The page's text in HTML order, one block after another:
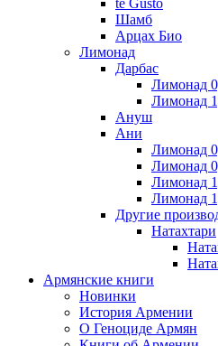
te Gusto
Шамб
Арцах Био
Лимонад
Дарбас
Лимонад
Лимонад
Ануш
Ани
Лимонад
Лимонад
Лимонад
Лимонад
Другие
Натахтари
Армянские книги
Новинки
История Армении
О Геноциде Армян